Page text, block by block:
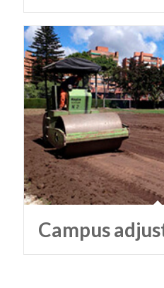
Campus